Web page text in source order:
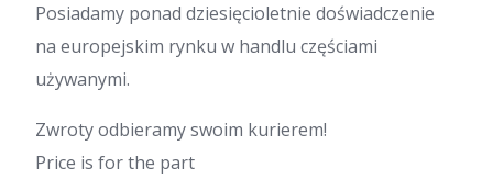
Posiadamy ponad dziesięcioletnie doświadczenie
na europejskim rynku w handlu częściami
używanymi.
Zwroty odbieramy swoim kurierem!
Price is for the part